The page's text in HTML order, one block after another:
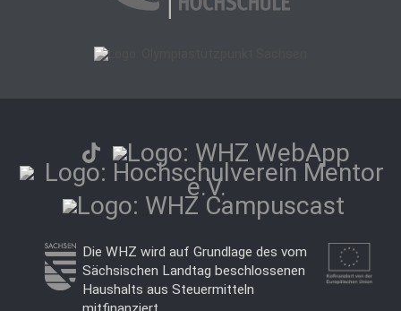
Die WHZ wird auf Grundlage des vom
Sächsischen Landtag beschlossenen
Haushalts aus Steuermitteln